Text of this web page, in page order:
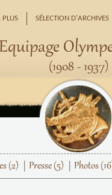
PLUS SÉLECTION D'ARCHIVES
(1908 - 1937)
(2) Presse (5) Photos